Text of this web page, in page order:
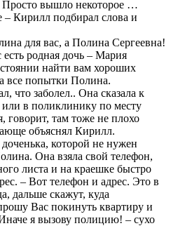
вышло некоторое …
Кирилл подбирал слова и
для вас, а Полина Сергеевна!
есть родная дочь – Мария
найти вам хороших
все попытки Полина.
что заболел.. Она сказала к
или в поликлинику по месту
говорит, там тоже не плохо
объяснял Кирилл.
которой не нужен
Она взяла свой телефон,
листа и на краешке быстро
– Вот телефон и адрес. Это в
дальше скажут, куда
Вас покинуть квартиру и
я вызову полицию! – сухо